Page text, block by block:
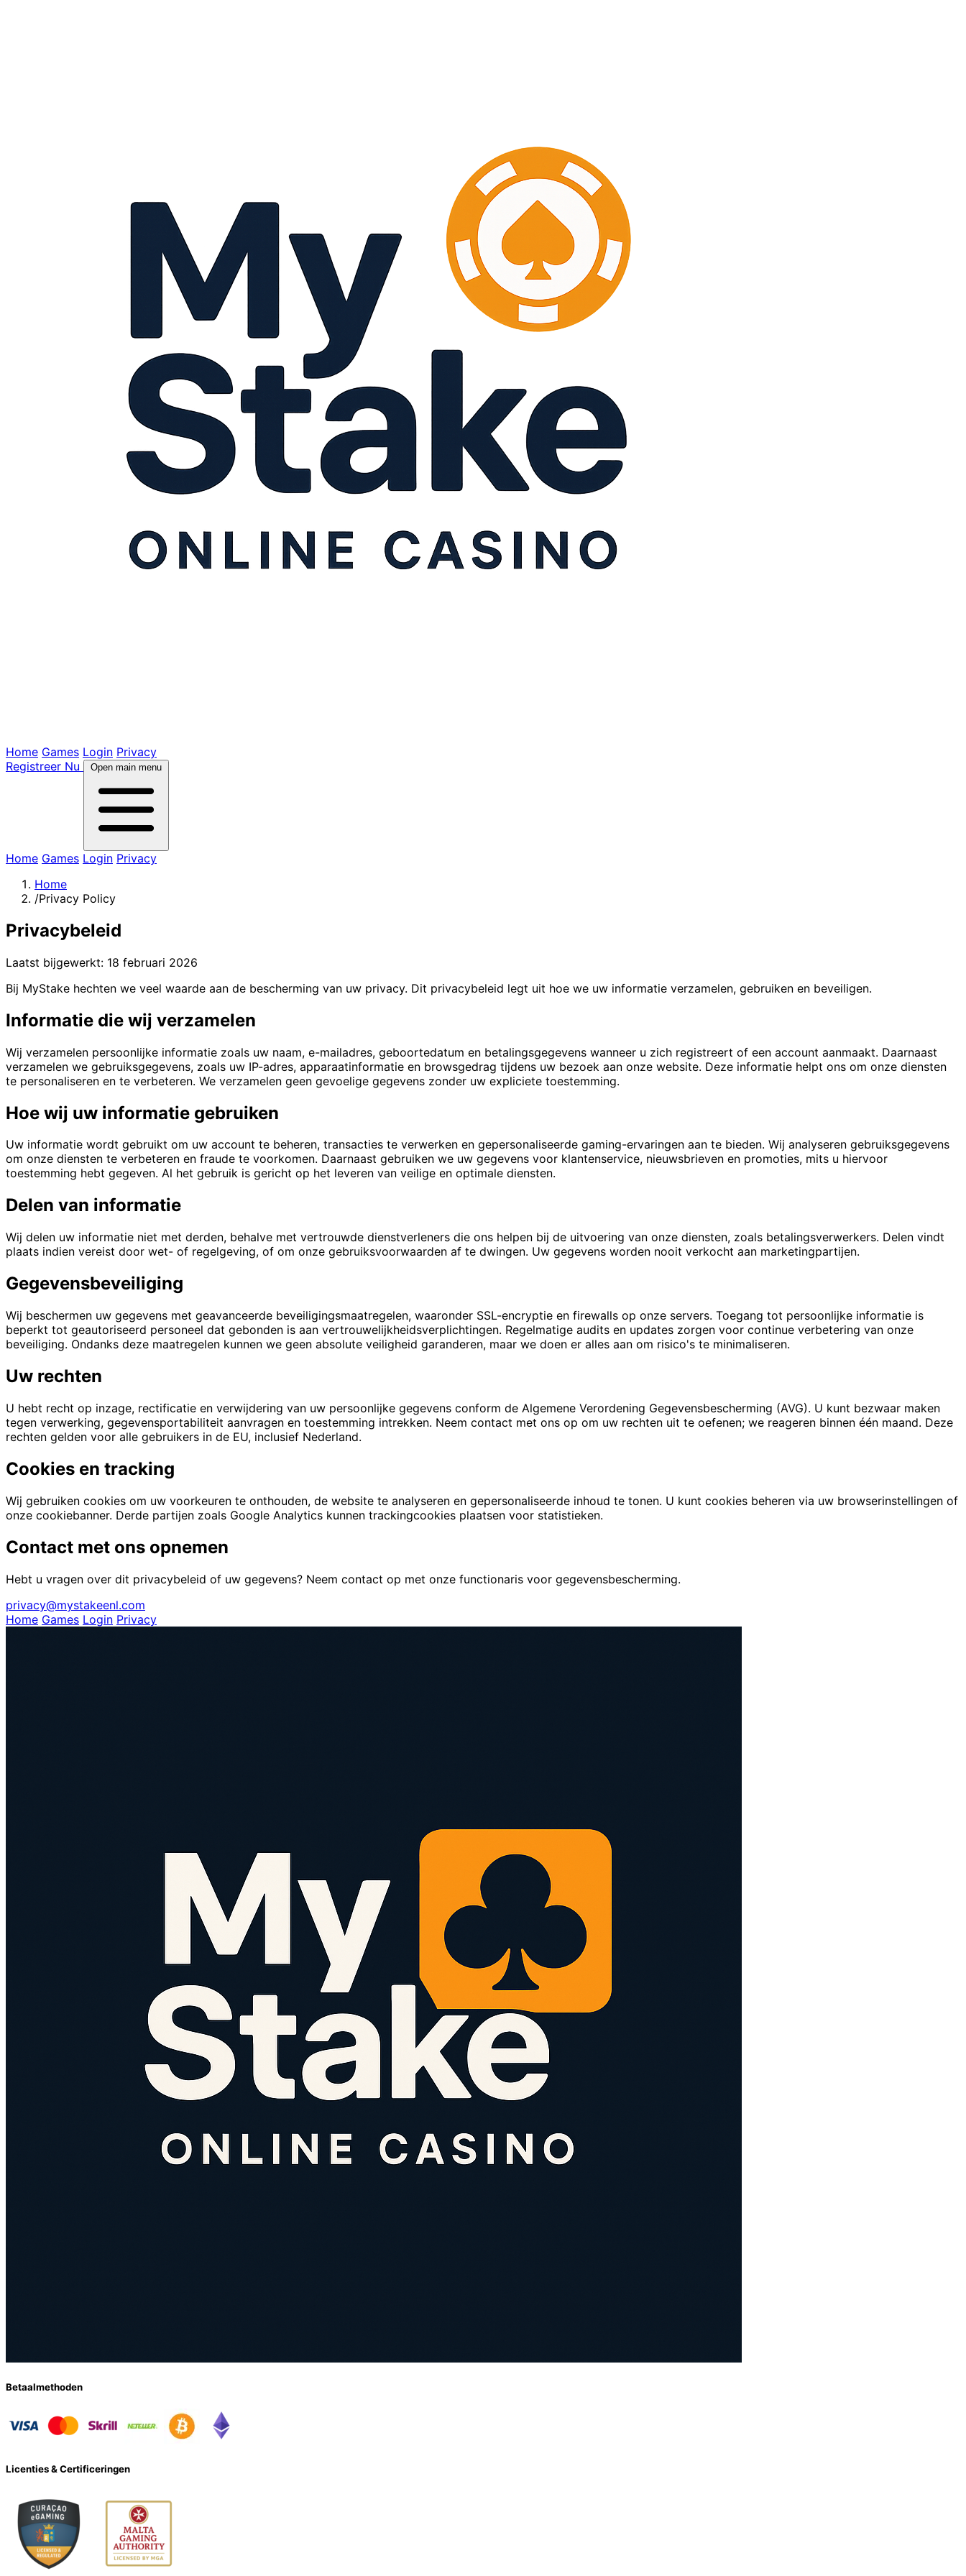
Home Games Login Privacy
Registreer Nu
Open main menu
Home Games Login Privacy
Home
/Privacy Policy
Privacybeleid
Laatst bijgewerkt: 18 februari 2026
Bij MyStake hechten we veel waarde aan de bescherming van uw privacy. Dit privacybeleid legt uit hoe we uw informatie verzamelen, gebruiken en beveiligen.
Informatie die wij verzamelen
Wij verzamelen persoonlijke informatie zoals uw naam, e-mailadres, geboortedatum en betalingsgegevens wanneer u zich registreert of een account aanmaakt. Daarnaast
verzamelen we gebruiksgegevens, zoals uw IP-adres, apparaatinformatie en browsgedrag tijdens uw bezoek aan onze website. Deze informatie helpt ons om onze diensten
te personaliseren en te verbeteren. We verzamelen geen gevoelige gegevens zonder uw expliciete toestemming.
Hoe wij uw informatie gebruiken
Uw informatie wordt gebruikt om uw account te beheren, transacties te verwerken en gepersonaliseerde gaming-ervaringen aan te bieden. Wij analyseren gebruiksgegevens
om onze diensten te verbeteren en fraude te voorkomen. Daarnaast gebruiken we uw gegevens voor klantenservice, nieuwsbrieven en promoties, mits u hiervoor
toestemming hebt gegeven. Al het gebruik is gericht op het leveren van veilige en optimale diensten.
Delen van informatie
Wij delen uw informatie niet met derden, behalve met vertrouwde dienstverleners die ons helpen bij de uitvoering van onze diensten, zoals betalingsverwerkers. Delen vindt
plaats indien vereist door wet- of regelgeving, of om onze gebruiksvoorwaarden af te dwingen. Uw gegevens worden nooit verkocht aan marketingpartijen.
Gegevensbeveiliging
Wij beschermen uw gegevens met geavanceerde beveiligingsmaatregelen, waaronder SSL-encryptie en firewalls op onze servers. Toegang tot persoonlijke informatie is
beperkt tot geautoriseerd personeel dat gebonden is aan vertrouwelijkheidsverplichtingen. Regelmatige audits en updates zorgen voor continue verbetering van onze
beveiliging. Ondanks deze maatregelen kunnen we geen absolute veiligheid garanderen, maar we doen er alles aan om risico's te minimaliseren.
Uw rechten
U hebt recht op inzage, rectificatie en verwijdering van uw persoonlijke gegevens conform de Algemene Verordening Gegevensbescherming (AVG). U kunt bezwaar maken
tegen verwerking, gegevensportabiliteit aanvragen en toestemming intrekken. Neem contact met ons op om uw rechten uit te oefenen; we reageren binnen één maand. Deze
rechten gelden voor alle gebruikers in de EU, inclusief Nederland.
Cookies en tracking
Wij gebruiken cookies om uw voorkeuren te onthouden, de website te analyseren en gepersonaliseerde inhoud te tonen. U kunt cookies beheren via uw browserinstellingen of
onze cookiebanner. Derde partijen zoals Google Analytics kunnen trackingcookies plaatsen voor statistieken.
Contact met ons opnemen
Hebt u vragen over dit privacybeleid of uw gegevens? Neem contact op met onze functionaris voor gegevensbescherming.
privacy@mystakeenl.com
Home Games Login Privacy
Betaalmethoden
Licenties & Certificeringen